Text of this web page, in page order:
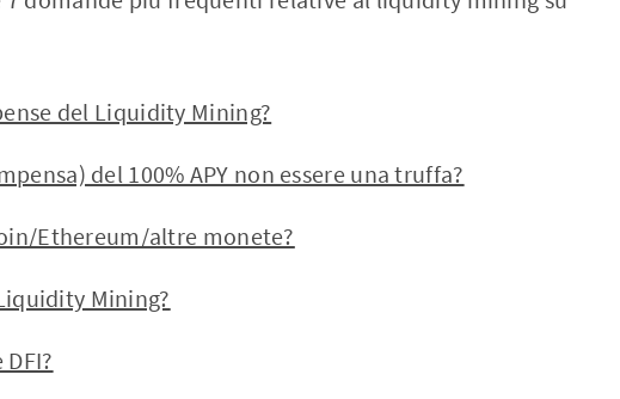
del Liquidity Mining?
del 100% APY non essere una truffa?
Ethereum/altre monete?
Mining?